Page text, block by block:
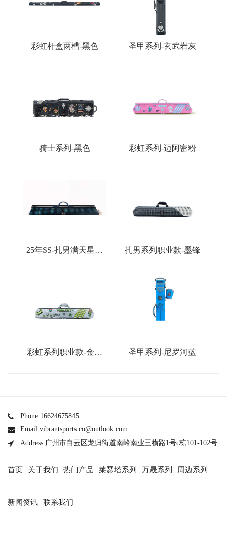
彩虹杆盒两槽-黑色 圣甲系列-玄武岩灰
骑士系列-黑色 彩虹系列-迈阿密粉
25年SS-扎男满天星限
扎男系列职业款-墨锋
彩虹系列职业款-金属
圣甲系列-尼罗河蓝
Phone:16624675845
Email:vibrantsports.co@outlook.com
Address:广州市白云区龙归街道南岭南业三横路1号c栋101-102号
首页 关于我们 热门产品 莱瑟塔系列 万晟系列 周边系列
新闻资讯 联系我们